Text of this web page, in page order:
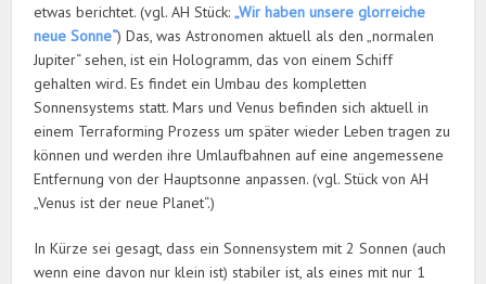
etwas berichtet. (vgl. AH Stück:„Wir haben unsere glorreiche
neue Sonne“) Das, was Astronomen aktuell als den „normalen
Jupiter“ sehen, ist ein Hologramm, das von einem Schiff
gehalten wird. Es findet ein Umbau des kompletten
Sonnensystems statt. Mars und Venus befinden sich aktuell in
einem Terraforming Prozess um später wieder Leben tragen zu
können und werden ihre Umlaufbahnen auf eine angemessene
Entfernung von der Hauptsonne anpassen. (vgl. Stück von AH
„Venus ist der neue Planet“.)
In Kürze sei gesagt, dass ein Sonnensystem mit 2 Sonnen (auch
wenn eine davon nur klein ist) stabiler ist, als eines mit nur 1